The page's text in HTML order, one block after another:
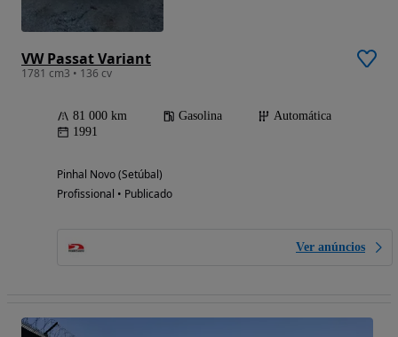
VW Passat Variant
1781 cm3 • 136 cv
81 000 km Gasolina
Automática
1991
Pinhal Novo (Setúbal)
Profissional • Publicado
Ver anúncios